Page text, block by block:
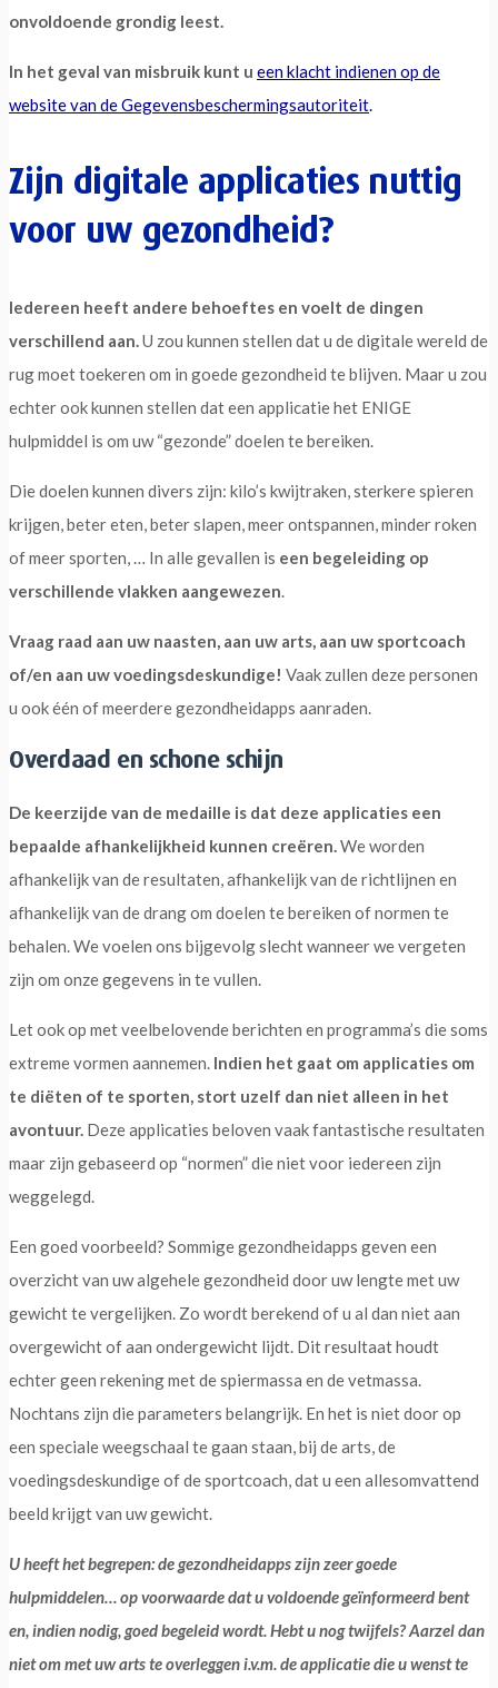
onvoldoende grondig leest.
In het geval van misbruik kunt u een klacht indienen op de
website van de Gegevensbeschermingsautoriteit.
Zijn digitale applicaties nuttig
voor uw gezondheid?
Iedereen heeft andere behoeftes en voelt de dingen
verschillend aan.U zou kunnen stellen dat u de digitale wereld de
rug moet toekeren om in goede gezondheid te blijven. Maar u zou
echter ook kunnen stellen dat een applicatie het ENIGE
hulpmiddel is om uw “gezonde” doelen te bereiken.
Die doelen kunnen divers zijn: kilo’s kwijtraken, sterkere spieren
krijgen, beter eten, beter slapen, meer ontspannen, minder roken
of meer sporten, … In alle gevallen is een begeleiding op
verschillende vlakken aangewezen.
Vraag raad aan uw naasten, aan uw arts, aan uw sportcoach
of/en aan uw voedingsdeskundige! Vaak zullen deze personen
u ook één of meerdere gezondheidapps aanraden.
Overdaad en schone schijn
De keerzijde van de medaille is dat deze applicaties een
bepaalde afhankelijkheid kunnen creëren.We worden
afhankelijk van de resultaten, afhankelijk van de richtlijnen en
afhankelijk van de drang om doelen te bereiken of normen te
behalen. We voelen ons bijgevolg slecht wanneer we vergeten
zijn om onze gegevens in te vullen.
Let ook op met veelbelovende berichten en programma’s die soms
extreme vormen aannemen. Indien het gaat om applicaties om
te diëten of te sporten, stort uzelf dan niet alleen in het
avontuur. Deze applicaties beloven vaak fantastische resultaten
maar zijn gebaseerd op “normen” die niet voor iedereen zijn
weggelegd.
Een goed voorbeeld? Sommige gezondheidapps geven een
overzicht van uw algehele gezondheid door uw lengte met uw
gewicht te vergelijken. Zo wordt berekend of u al dan niet aan
overgewicht of aan ondergewicht lijdt. Dit resultaat houdt
echter geen rekening met de spiermassa en de vetmassa.
Nochtans zijn die parameters belangrijk. En het is niet door op
een speciale weegschaal te gaan staan, bij de arts, de
voedingsdeskundige of de sportcoach, dat u een allesomvattend
beeld krijgt van uw gewicht.
U heeft het begrepen: de gezondheidapps zijn zeer goede
hulpmiddelen… op voorwaarde dat u voldoende geïnformeerd bent
en, indien nodig, goed begeleid wordt. Hebt u nog twijfels? Aarzel dan
niet om met uw arts te overleggen i.v.m. de applicatie die u wenst te